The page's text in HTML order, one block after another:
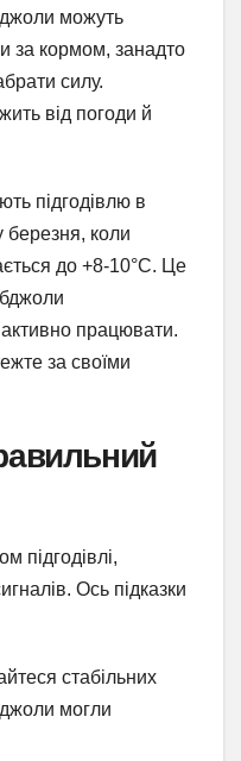
можуть
за кормом, занадто
силу.
від погоди й
підгодівлю в
березня, коли
до +8-10°C. Це
працювати.
за своїми
підгодівлі,
Ось підказки
стабільних
могли